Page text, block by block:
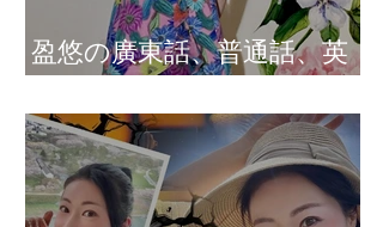
盈悠の廣東話、普通話、英